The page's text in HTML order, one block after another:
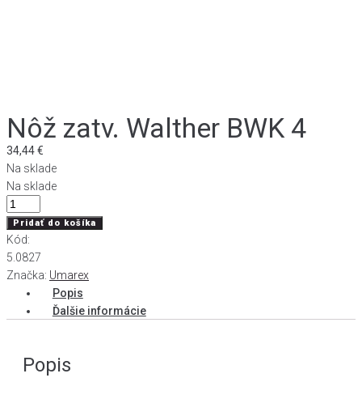
Nôž zatv. Walther BWK 4
34,44€
Na sklade
Na sklade
množstvo
Nôž
zatv.
Walther
BWK
Pridať do košíka
Kód:
5.0827
Značka: Umarex
Popis
Ďalšie informácie
Popis